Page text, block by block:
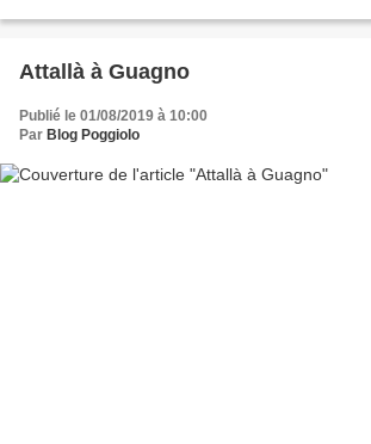
Attallà à Guagno
Publié le 01/08/2019 à 10:00
Par Blog Poggiolo